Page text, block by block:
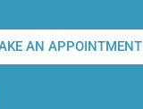
AN APPOINTMENT